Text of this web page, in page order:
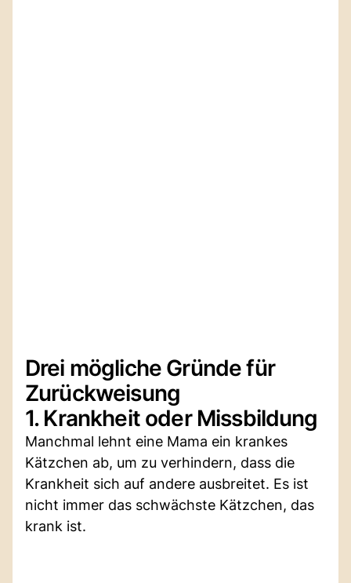
Drei mögliche Gründe für
Zurückweisung
1. Krankheit oder Missbildung
Manchmal lehnt eine Mama ein krankes
Kätzchen ab, um zu verhindern, dass die
Krankheit sich auf andere ausbreitet. Es ist
nicht immer das schwächste Kätzchen, das
krank ist.